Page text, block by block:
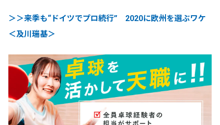
＞＞来季も“ドイツでプロ続行” 2020に欧州を選ぶワケ
＜及川瑞基＞